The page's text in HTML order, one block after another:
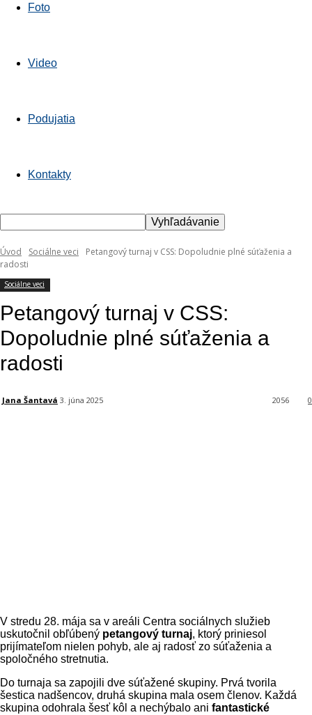
Foto
Video
Podujatia
Kontakty
Úvod Sociálne veci
Petangový turnaj v CSS: Dopoludnie plné súťaženia a
radosti
Sociálne veci
Petangový turnaj v CSS:
Dopoludnie plné súťaženia a
radosti
Jana Šantavá 3. júna 2025 0
2056
V stredu 28. mája sa v areáli Centra sociálnych služieb
uskutočnil obľúbený petangový turnaj, ktorý priniesol
prijímateľom nielen pohyb, ale aj radosť zo súťaženia a
spoločného stretnutia.
Do turnaja sa zapojili dve súťažené skupiny. Prvá tvorila
šestica nadšencov, druhá skupina mala osem členov. Každá
skupina odohrala šesť kôl a nechýbalo ani fantastické